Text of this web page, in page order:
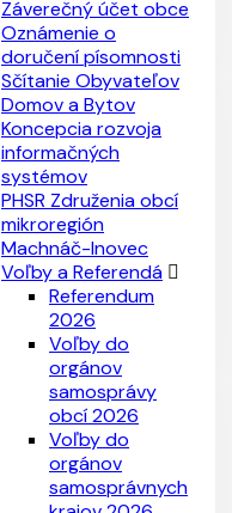
Záverečný účet obce
Oznámenie o
doručení písomnosti
Sčítanie Obyvateľov
Domov a Bytov
Koncepcia rozvoja
informačných
systémov
PHSR Združenia obcí
mikroregión
Machnáč-Inovec
Voľby a Referendá
Referendum
2026
Voľby do
orgánov
samosprávy
obcí 2026
Voľby do
orgánov
samosprávnych